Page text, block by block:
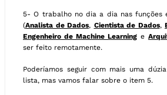
5- O trabalho no dia a dia nas funções
(Analista de Dados, Cientista de Dados,
Engenheiro de Machine Learning e
ser feito remotamente.
Poderíamos seguir com mais uma
lista, mas vamos falar sobre o item 5.